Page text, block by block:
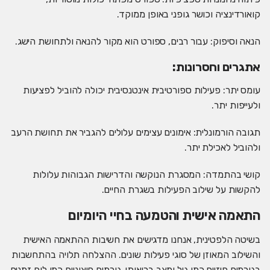
קואורדינציה וכושר גופני באופן ממוקד.
הנאה וסיפוק: עבור רבים, ספורט הוא מקור להנאה ולתחושת הישג.
אתגרים וחסרונות:
עומס יתר: פעילות ספורטיבית אינטנסיבית יכולה להוביל לפציעות
ולעייפות יתר.
תגובה הורמונלית: אימונים עצימים עלולים להגביר את תחושת הרעב
ולהוביל לאכילת יתר.
קושי בהתמדה: המסגרת הנוקשה והדרישות הגבוהות עלולות
להקשות על שילוב הפעילות בשגרת החיים.
התאמה אישית והטמעה בחיי היומיום
בשיטה הלפטינית, אנחנו מדגישים את חשיבות ההתאמה האישית
והשילוב המאוזן של סוגי פעילות שונים. ההצלחה תלויה בהתחשבות